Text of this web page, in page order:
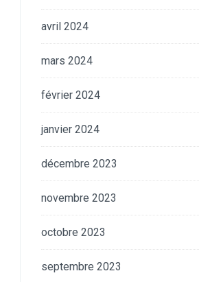
avril 2024
mars 2024
février 2024
janvier 2024
décembre 2023
novembre 2023
octobre 2023
septembre 2023